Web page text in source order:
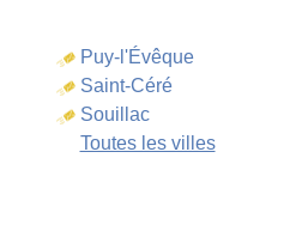
Puy-l'Évêque
Saint-Céré
Souillac
Toutes les villes